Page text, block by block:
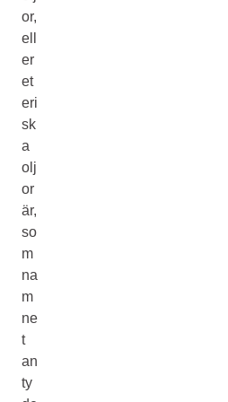
or,
ell
er
et
eri
sk
a
olj
or
är,
so
m
na
m
ne
t
an
ty